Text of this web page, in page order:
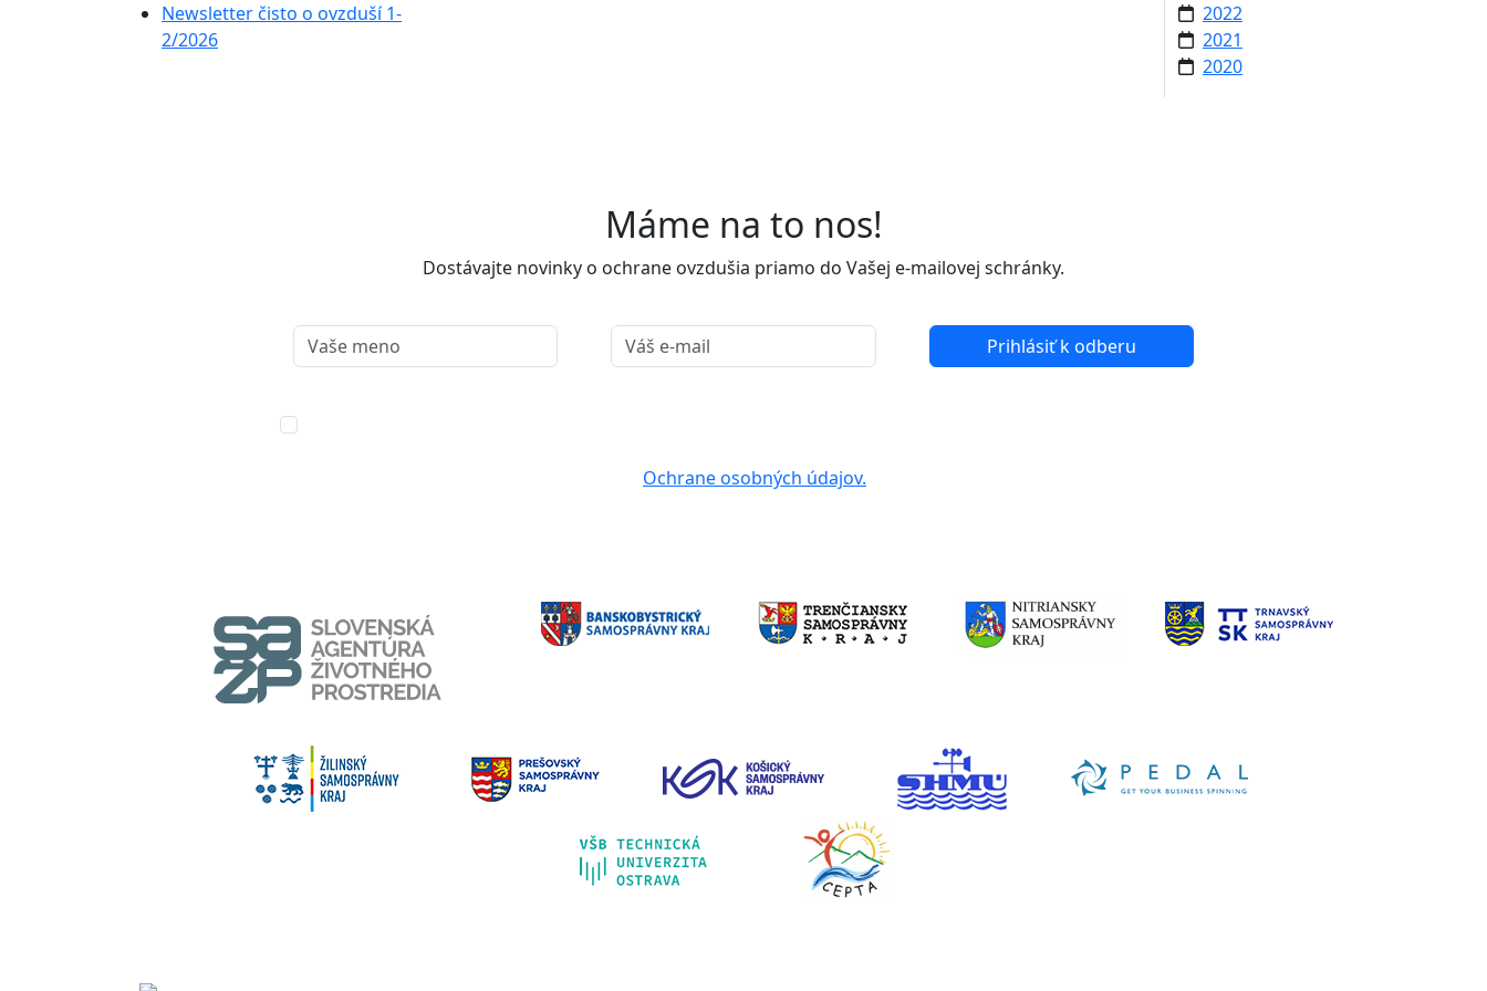
Newsletter čisto o ovzduší 1-
2/2026
2022
2021
2020
Máme na to nos!
Dostávajte novinky o ochrane ovzdušia priamo do Vašej e-mailovej schránky.
Prihlásiť k odberu
Ochrane osobných údajov.